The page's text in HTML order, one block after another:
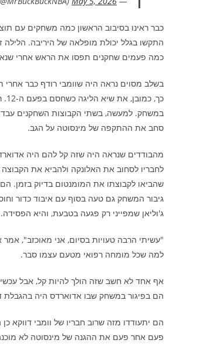
כבר ראינו בסיבוב הראשון כמה משחקים עם
התקשו בגלל יכולת מופלאה של היריבה.
כמה פעמים שחקנים תפסו את הראש אחרי
סחב את ההתקפה של מינסוטה על הגב.
מהבודדים שנראה היה שזה קל להם היה
גיבור המשחק גם טעה בסוף עם איבוד כדור
ג'וליאן שמפייני רק פגעה בטבעת, והיא הפסידה.
"עשיתי הרבה טעויות בסיום, אני מאוכזב", אמר
למה שכל מומחה רפואי מטעם עצמו סבר.
אף אחד לא חשב שזה הולך להיות קל, אבל
הם בפיגור במשחק שבו אדוארדס היה בהגבלת
הם יתעודדו מזה שרוב חבריו של וומבי דווקא
פעם אחר פעם את ההגנה של מינסוטה לא